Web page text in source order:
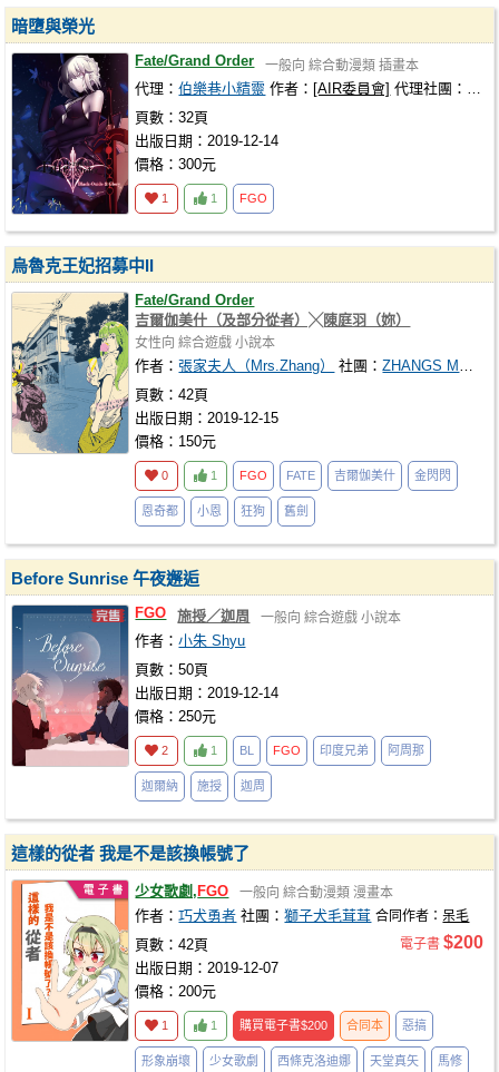
暗墮與榮光
Fate/Grand Order 一般向 綜合動漫類 插畫本
代理：伯樂巷小精靈 作者： [AIR委員會] 代理社團： 伯樂
頁數：32頁
出版日期：2019-12-14
價格：300元
1 1 FGO
烏魯克王妃招募中II
Fate/Grand Order
吉爾伽美什（及部分從者）╳陳庭羽（妳）
女性向 綜合遊戲 小說本
作者：張家夫人（Mrs.Zhang） 社團：ZHANGS MANSION
頁數：42頁
出版日期：2019-12-15
價格：150元
0 1 FGO FATE 吉爾伽美什 金閃閃
恩奇都 小恩 狂狗 舊劍
Before Sunrise 午夜邂逅
FGO 施授／迦周 一般向 綜合遊戲 小說本
作者：小朱 Shyu
頁數：50頁
出版日期：2019-12-14
價格：250元
2 1 BL FGO 印度兄弟 阿周那
迦爾納 施授 迦周
這樣的從者 我是不是該換帳號了
少女歌劇, FGO 一般向 綜合動漫類 漫畫本
作者：巧犬勇者 社團：獅子犬毛茸茸 合同作者：呆毛
頁數：42頁
出版日期：2019-12-07
價格：200元
電子書 $200
1 1 購買電子書$200 合同本 惡搞
形象崩壞 少女歌劇 西條克洛迪娜 天堂真矢 馬修